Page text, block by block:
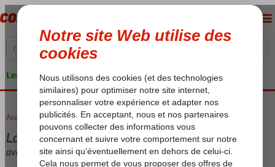
Les garanties de vacances
Accueil voyages
Last minute Didim-Centrum
avec (Ultra) All Inclusive